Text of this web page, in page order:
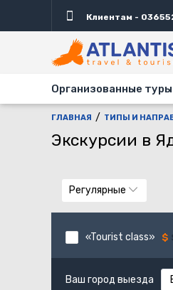
Клиентам -
Организованные туры
ГЛАВНАЯ ТИПЫ И
Экскурсии в
Регулярные
«Tourist class»
Ваш город выезда